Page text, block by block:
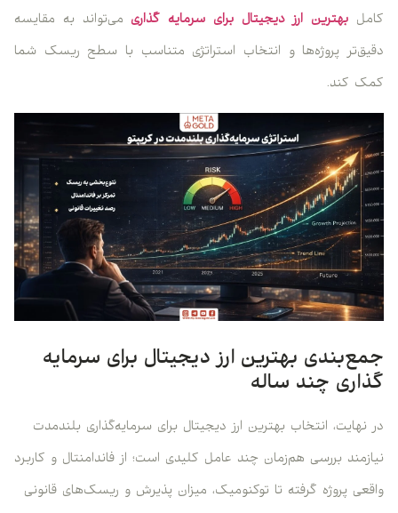
کامل بهترین ارز دیجیتال برای سرمایه گذاری می‌تواند به مقایسه
دقیق‌تر پروژه‌ها و انتخاب استراتژی متناسب با سطح ریسک شما
کمک کند.
جمع‌بندی بهترین ارز دیجیتال برای سرمایه
گذاری چند ساله
در نهایت، انتخاب بهترین ارز دیجیتال برای سرمایه‌گذاری بلندمدت
نیازمند بررسی هم‌زمان چند عامل کلیدی است؛ از فاندامنتال و کاربرد
واقعی پروژه گرفته تا توکنومیک، میزان پذیرش و ریسک‌های قانونی